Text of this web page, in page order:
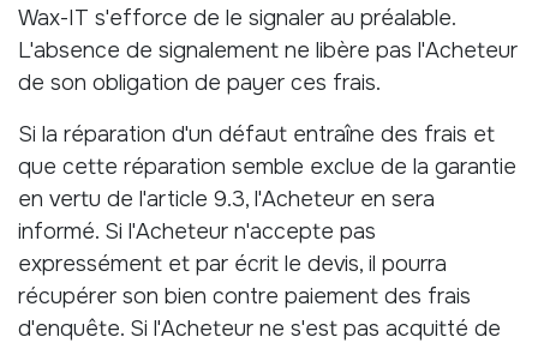
Wax-IT s'efforce de le signaler au préalable.
L'absence de signalement ne libère pas l'Acheteur
de son obligation de payer ces frais.
Si la réparation d'un défaut entraîne des frais et
que cette réparation semble exclue de la garantie
en vertu de l'article 9.3, l'Acheteur en sera
informé. Si l'Acheteur n'accepte pas
expressément et par écrit le devis, il pourra
récupérer son bien contre paiement des frais
d'enquête. Si l'Acheteur ne s'est pas acquitté de